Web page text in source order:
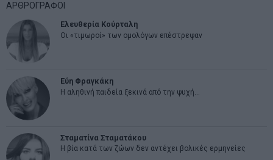
ΑΡΘΡΟΓΡΑΦΟΙ
Ελευθερία Κούρταλη
Οι «τιμωροί» των ομολόγων επέστρεψαν
Εύη Φραγκάκη
Η αληθινή παιδεία ξεκινά από την ψυχή…
Σταματίνα Σταματάκου
Η βία κατά των ζώων δεν αντέχει βολικές ερμηνείες